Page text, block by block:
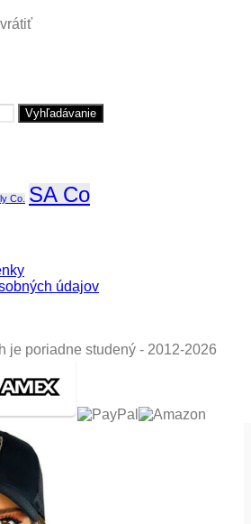
Vyhľadávanie
Co. SA Co
údajov
je poriadne studený - 2012-2026